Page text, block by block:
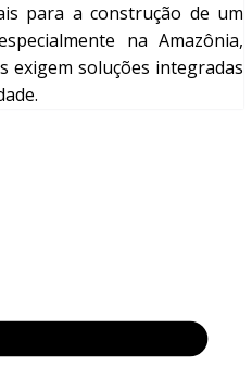
para a construção de um
na Amazônia,
exigem soluções integradas